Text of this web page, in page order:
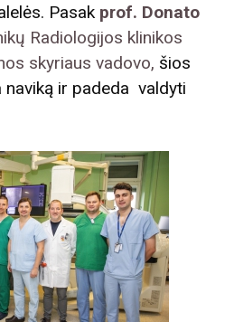
Pasak prof. Donato
Radiologijos klinikos
skyriaus vadovo, šios
naviką ir padeda valdyti